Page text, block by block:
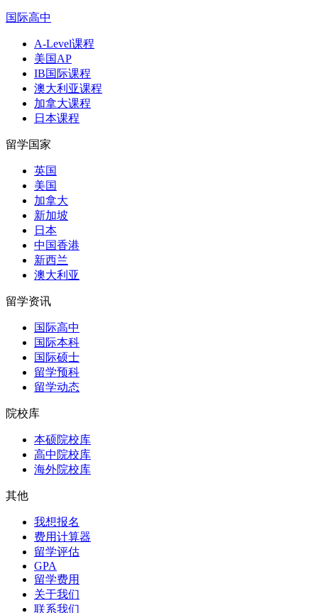
国际高中
A-Level课程
美国AP
IB国际课程
澳大利亚课程
加拿大课程
日本课程
留学国家
英国
美国
加拿大
新加坡
日本
中国香港
新西兰
澳大利亚
留学资讯
国际高中
国际本科
国际硕士
留学预科
留学动态
院校库
本硕院校库
高中院校库
海外院校库
其他
我想报名
费用计算器
留学评估
GPA
留学费用
关于我们
联系我们